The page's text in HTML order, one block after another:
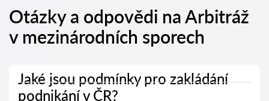
Otázky a odpovědi na Arbitráž
v mezinárodních sporech
Jaké jsou podmínky pro zakládání
podnikání v ČR?